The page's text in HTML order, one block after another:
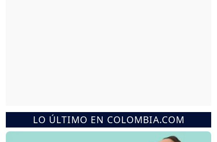
LO ÚLTIMO EN COLOMBIA.COM